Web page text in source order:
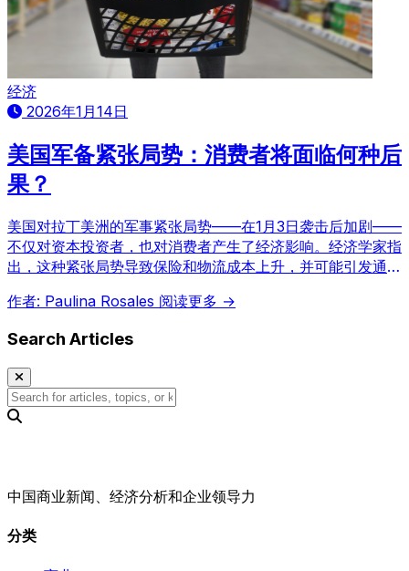
经济
2026年1月14日
美国军备紧张局势：消费者将面临何种后
果？
美国对拉丁美洲的军事紧张局势——在1月3日袭击后加剧——
不仅对资本投资者，也对消费者产生了经济影响。经济学家指
出，这种紧张局势导致保险和物流成本上升，并可能引发通货
作者: Paulina Rosales 阅读更多 →
Search Articles
中国商业新闻、经济分析和企业领导力
分类